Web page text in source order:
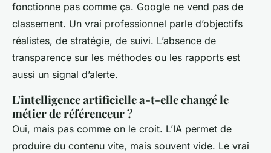
fonctionne pas comme ça. Google ne vend pas de
classement. Un vrai professionnel parle d’objectifs
réalistes, de stratégie, de suivi. L’absence de
transparence sur les méthodes ou les rapports est
aussi un signal d’alerte.
L'intelligence artificielle a-t-elle changé le
métier de référenceur ?
Oui, mais pas comme on le croit. L’IA permet de
produire du contenu vite, mais souvent vide. Le vrai